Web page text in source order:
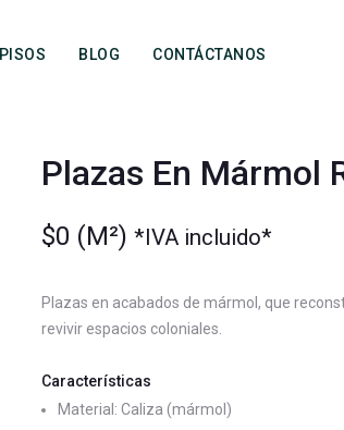
PISOS BLOG CONTÁCTANOS
Plazas En Mármol
$0 *IVA incluido*
Plazas en acabados de mármol, que
revivir espacios coloniales.
Características
Material: Caliza (mármol)